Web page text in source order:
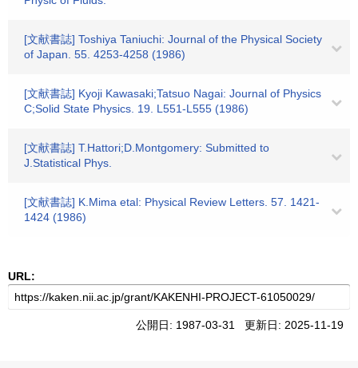
[文献書誌] Toshiya Taniuchi: Journal of the Physical Society
of Japan. 55. 4253-4258 (1986)
[文献書誌] Kyoji Kawasaki;Tatsuo Nagai: Journal of Physics
C;Solid State Physics. 19. L551-L555 (1986)
[文献書誌] T.Hattori;D.Montgomery: Submitted to
J.Statistical Phys.
[文献書誌] K.Mima etal: Physical Review Letters. 57. 1421-
1424 (1986)
URL:
公開日: 1987-03-31 更新日: 2025-11-19